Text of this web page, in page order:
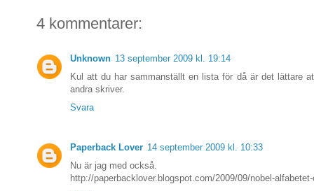
4 kommentarer:
Unknown 13 september 2009 kl. 19:14
Kul att du har sammanställt en lista för då är det lättare
andra skriver.
Svara
Paperback Lover 14 september 2009 kl. 10:33
Nu är jag med också.
http://paperbacklover.blogspot.com/2009/09/nobel-